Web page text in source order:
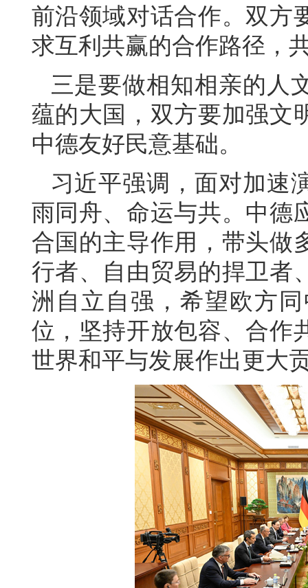
前沿领域对话合作。双方
求互利共赢的合作路径，
三是要做相知相亲的人
蕴的大国，双方要加强文
中德友好民意基础。
习近平强调，面对加速
雨同舟、命运与共。中德
合国的主导作用，带头做
行者、自由贸易的捍卫者
洲自立自强，希望欧方
位，坚持开放包容、合作
世界和平与发展作出更大